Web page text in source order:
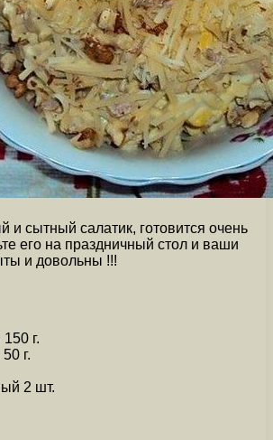
и сытный салатик, готовится очень
его на праздничный стол и ваши
и довольны !!!
г.
г.
2 шт.